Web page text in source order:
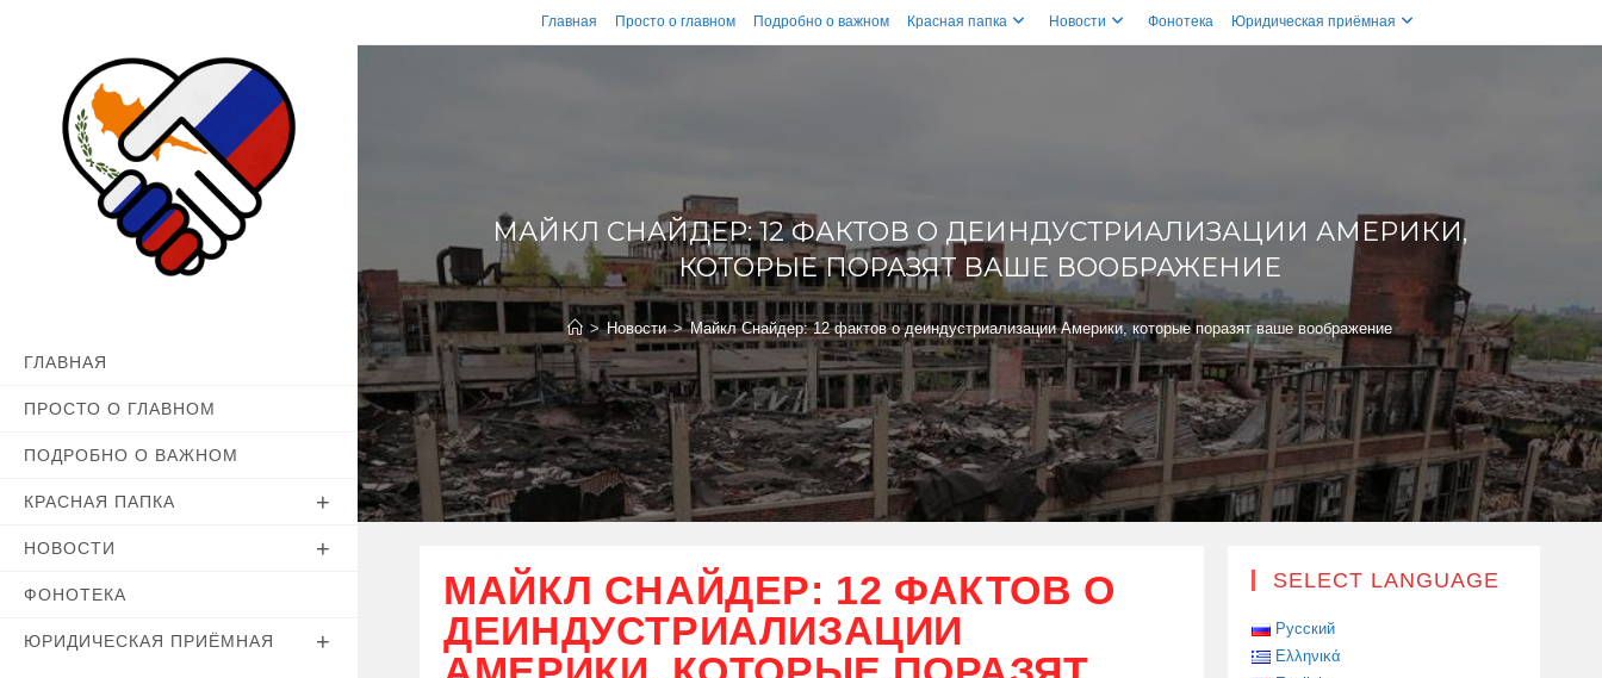
к
Главная Просто о главном Подробно о важном Красная папка Новости Фонотека Юридическая приёмная
ГЛАВНАЯ
ПРОСТО О ГЛАВНОМ
ПОДРОБНО О ВАЖНОМ
КРАСНАЯ ПАПКА
НОВОСТИ
ФОНОТЕКА
ЮРИДИЧЕСКАЯ ПРИЁМНАЯ
МАЙКЛ СНАЙДЕР: 12 ФАКТОВ О ДЕИНДУСТРИАЛИЗАЦИИ АМЕРИКИ,
КОТОРЫЕ ПОРАЗЯТ ВАШЕ ВООБРАЖЕНИЕ
> Новости > Майкл Снайдер: 12 фактов о деиндустриализации Америки, которые поразят ваше воображение
МАЙКЛ СНАЙДЕР: 12 ФАКТОВ О
ДЕИНДУСТРИАЛИЗАЦИИ
SELECT LANGUAGE
Русский
Ελληνικά